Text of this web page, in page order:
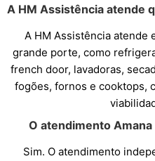
A HM Assistência atende
A HM Assistência atende
grande porte, como
french door, lavadoras,
fogões, fornos e cooktops,
O atendimento
Sim. O atendimento